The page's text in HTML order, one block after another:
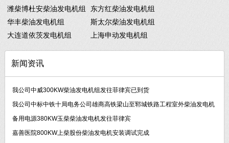
潍柴博杜安柴油发电机组
东方红柴油发电机组
华丰柴油发电机组
斯太尔柴油发电机组
大连道依茨发电机组
上海申动发电机组
新闻资讯
我公司中威300KW柴油发电机组发往菲律宾已到货
我公司中标中铁十局电务公司雄商高铁梁山至郓城铁路工程室外柴油发电机
备用电源380KW玉柴柴油发电机发往菲律宾
嘉善医院800KW上柴股份柴油发电机安装调试完成